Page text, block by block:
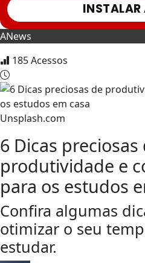
ANews
185Acessos
Unsplash.com
6 Dicas preciosas
produtividade e
para os estudos
Confira algumas
otimizar o seu
estudar.